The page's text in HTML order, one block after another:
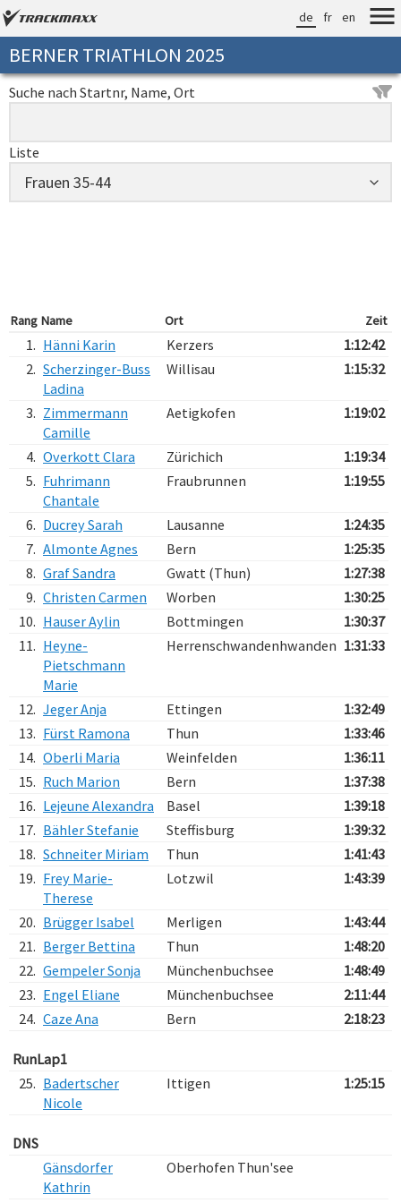
de fr en
BERNER TRIATHLON 2025
Suche nach Startnr, Name, Ort
Liste
Rang Name Ort Zeit
1. Hänni Karin Kerzers
1:12:42
2. Scherzinger-Buss
Ladina
Willisau 1:15:32
3. Zimmermann
Camille
Aetigkofen 1:19:02
4. Overkott Clara Zürichich
1:19:34
5. Fuhrimann
Chantale
Fraubrunnen 1:19:55
6. Ducrey Sarah Lausanne
1:24:35
7. Almonte Agnes Bern
1:25:35
8. Graf Sandra Gwatt (Thun)
1:27:38
9. Christen Carmen Worben
1:30:25
10. Hauser Aylin Bottmingen
1:30:37
11. Heyne-
Pietschmann
Marie
Herrenschwandenhwanden 1:31:33
12. Jeger Anja Ettingen
1:32:49
13. Fürst Ramona Thun
1:33:46
14. Oberli Maria Weinfelden
1:36:11
15. Ruch Marion Bern
1:37:38
16. Lejeune Alexandra Basel
1:39:18
17. Bähler Stefanie Steffisburg
1:39:32
18. Schneiter Miriam Thun
1:41:43
19. Frey Marie-
Therese
Lotzwil 1:43:39
20. Brügger Isabel Merligen
1:43:44
21. Berger Bettina Thun
1:48:20
22. Gempeler Sonja Münchenbuchsee
1:48:49
23. Engel Eliane Münchenbuchsee
2:11:44
24. Caze Ana Bern 2:18:23
RunLap1
25. Badertscher
Nicole
Ittigen 1:25:15
DNS
Gänsdorfer
Kathrin
Oberhofen Thun'see